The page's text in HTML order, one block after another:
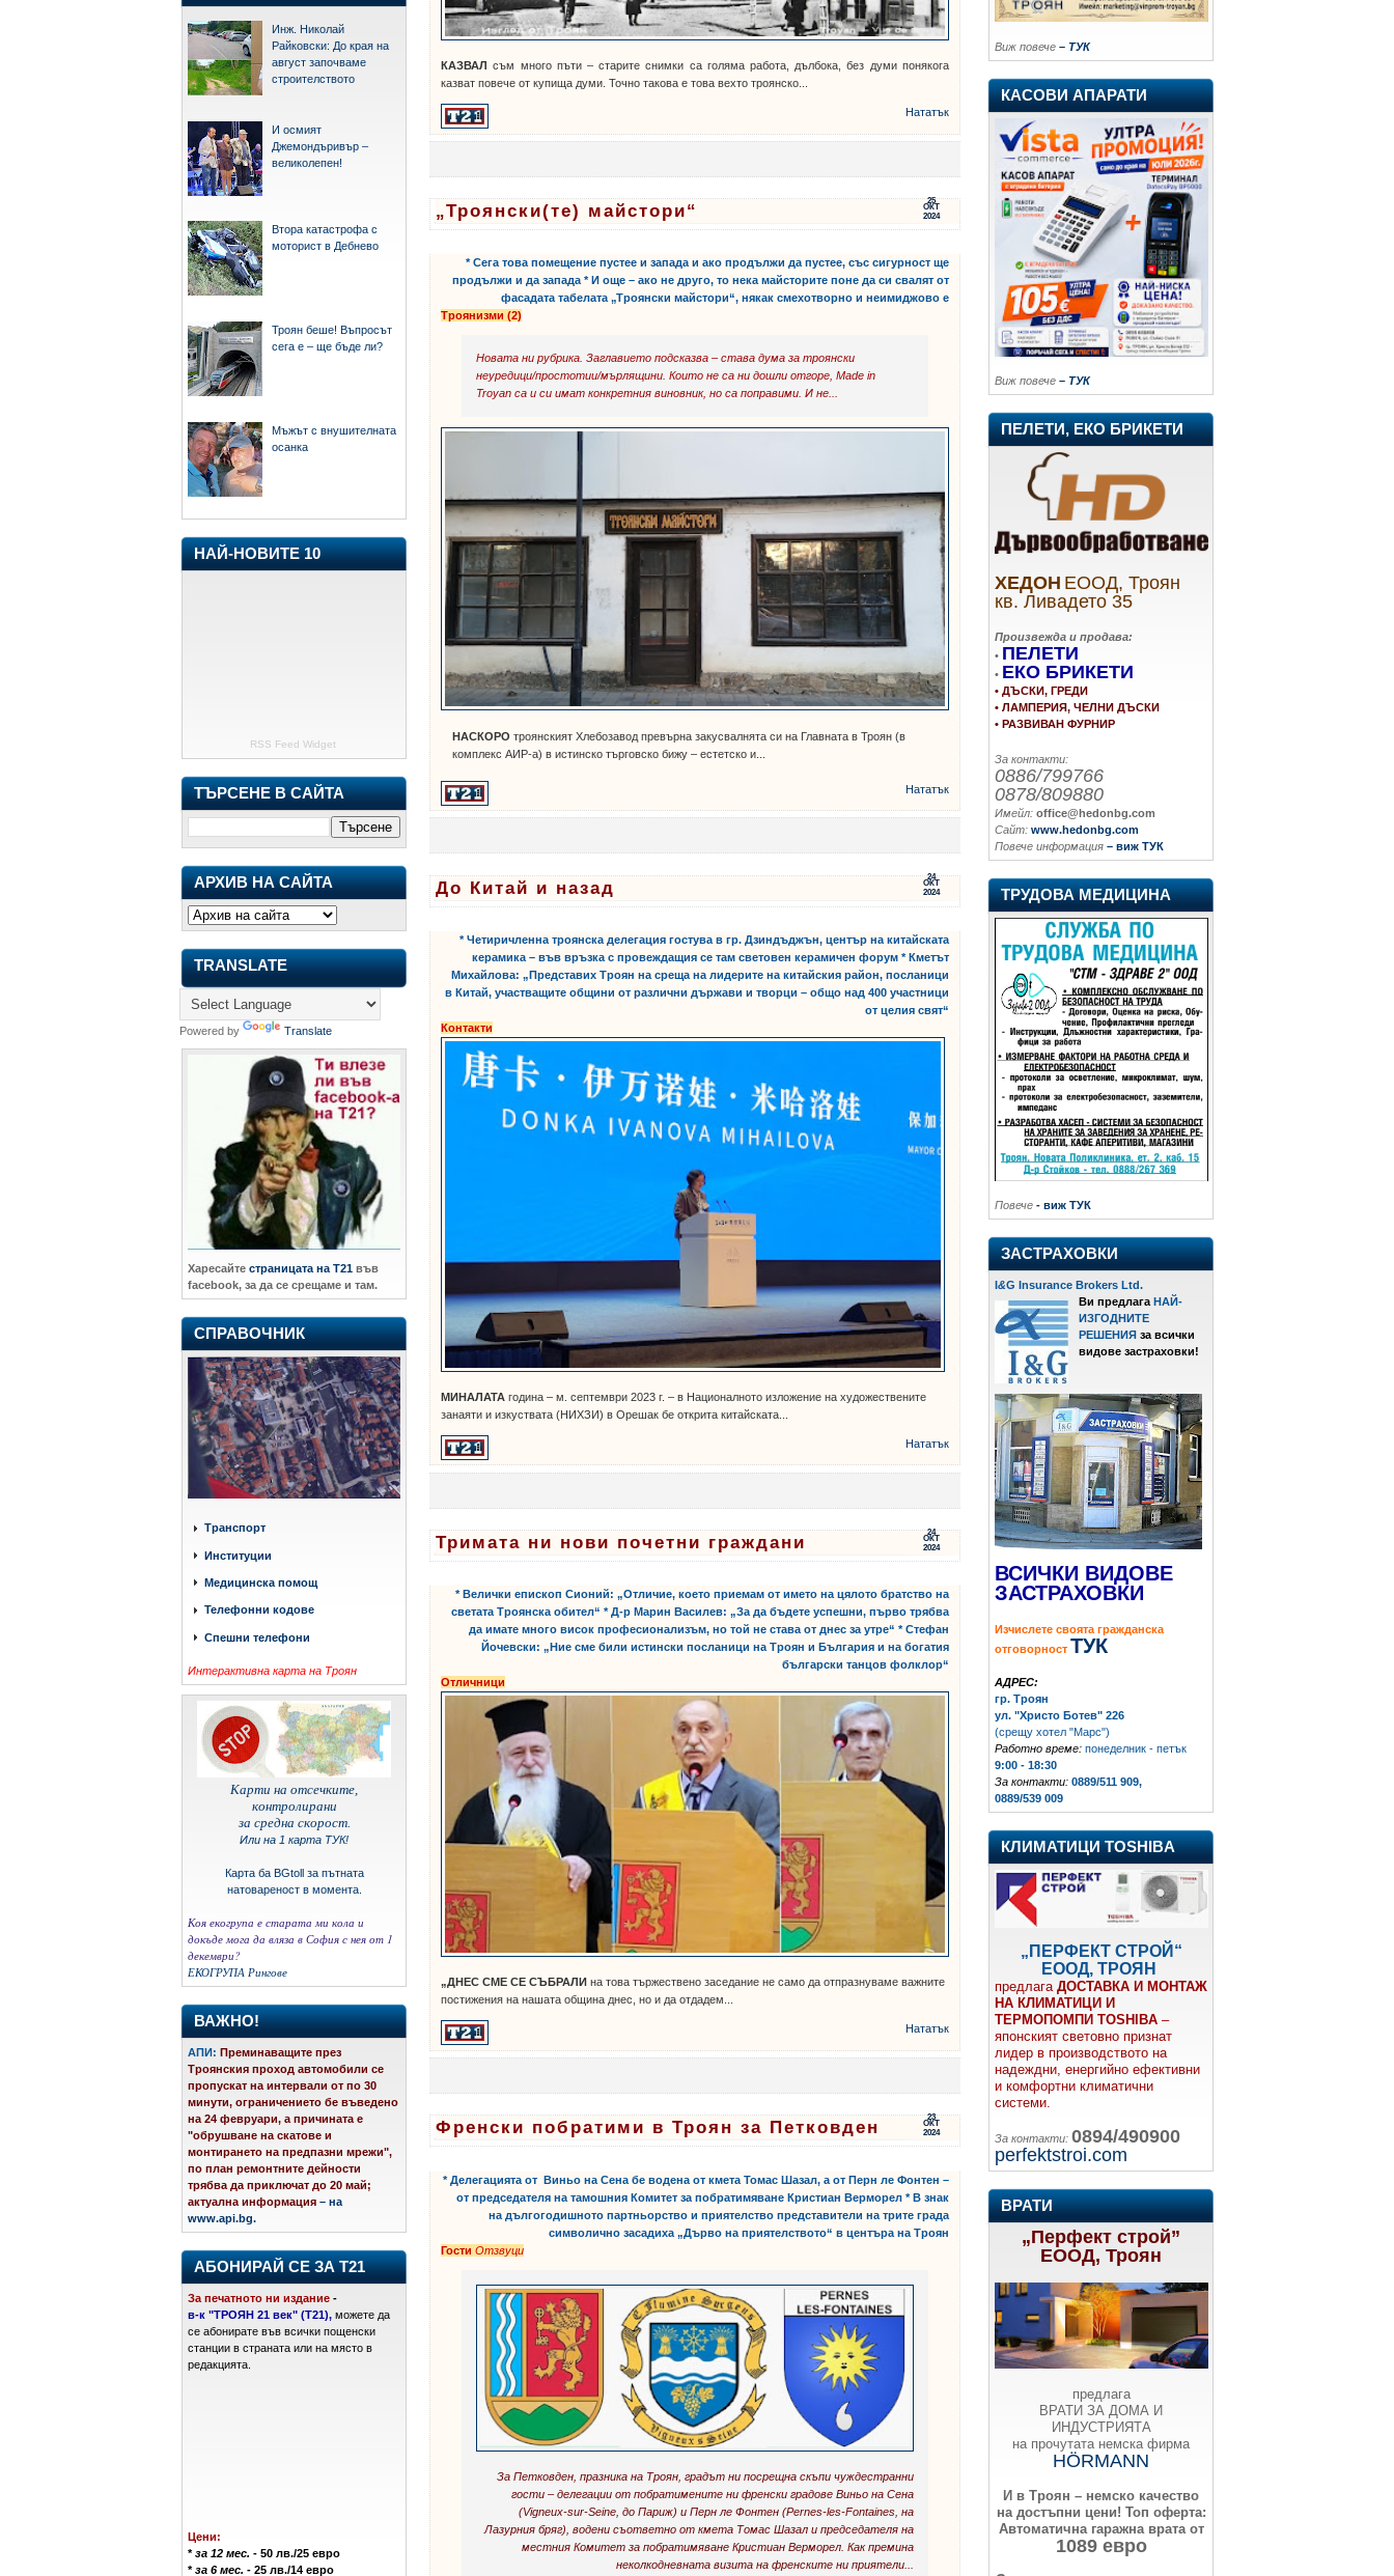
Инж. Николай
Райковски: До края на
август започваме
строителството
И осмият
Джемондъривър –
великолепен!
Втора катастрофа с
моторист в Дебнево
Троян беше! Въпросът
сега е – ще бъде ли?
Мъжът с внушителната
осанка
НАЙ-НОВИТЕ 10
RSS Feed Widget
ТЪРСЕНЕ В САЙТА
АРХИВ НА САЙТА
TRANSLATE
Powered by Translate
Харесайте страницата на Т21 във
facebook, за да се срещаме и там.
СПРАВОЧНИК
Транспорт
Институции
Медицинска помощ
Телефонни кодове
Спешни телефони
Интерактивна карта на Троян
Карти на отсечките,
контролирани
за средна скорост.
Или на 1 карта ТУК!
Карта ба BGtoll за пътната
натовареност в момента.
Коя екогрупа е старата ми кола и
докъде мога да вляза в София с нея от 1
декември?
ЕКОГРУПА Рингове
ВАЖНО!
АПИ: Преминаващите през
Троянския проход автомобили се
пропускат на интервали от по 30
минути, ограничението бе въведено
на 24 февруари, а причината е
"обрушване на скатове и
монтирането на предпазни мрежи",
по план ремонтните дейности
трябва да приключат до 20 май;
актуална информация – на
www.api.bg.
АБОНИРАЙ СЕ ЗА Т21
За печатното ни издание -
в-к "ТРОЯН 21 век" (Т21), можете да
се абонирате във всички пощенски
станции в страната или на място в
редакцията.
Цени:
*за 12 мес. - 50 лв./25 евро
*за 6 мес. - 25 лв./14 евро
КАЗВАЛ съм много пъти – старите снимки са голяма работа, дълбока, без думи понякога
казват повече от купища думи. Точно такова е това вехто троянско...
Нататък
25
ОКТ
2024
„Троянски(те) майстори“
* Сега това помещение пустее и запада и ако продължи да пустее, със сигурност ще
продължи и да запада * И още – ако не друго, то нека майсторите поне да си свалят от
фасадата табелата „Троянски майстори“, някак смехотворно и неимиджово е
Троянизми (2)
Новата ни рубрика. Заглавието подсказва – става дума за троянски
неуредици/простотии/мърлящини. Които не са ни дошли отгоре, Made in
Troyan са и си имат конкретния виновник, но са поправими. И не...
НАСКОРОтроянският Хлебозавод превърна закусвалнята си на Главната в Троян (в
комплекс АИР-а) в истинско търговско бижу – естетско и...
Нататък
24
ОКТ
2024
До Китай и назад
* Четиричленна троянска делегация гостува в гр. Дзиндъджън, център на китайската
керамика – във връзка с провеждащия се там световен керамичен форум * Кметът
Михайлова: „Представих Троян на среща на лидерите на китайския район, посланици
в Китай, участващите общини от различни държави и творци – общо над 400 участници
от целия свят“
Контакти
МИНАЛАТА година – м. септември 2023 г. – в Националното изложение на художествените
занаяти и изкуствата (НИХЗИ) в Орешак бе открита китайската...
Нататък
24
ОКТ
2024
Тримата ни нови почетни граждани
* Велички епископ Сионий: „Отличие, което приемам от името на цялото братство на
светата Троянска обител“ * Д-р Марин Василев: „За да бъдете успешни, първо трябва
да имате много висок професионализъм, но той не става от днес за утре“ * Стефан
Йочевски: „Ние сме били истински посланици на Троян и България и на богатия
български танцов фолклор“
Отличници
„ДНЕС СМЕ СЕ СЪБРАЛИ на това тържествено заседание не само да отпразнуваме важните
постижения на нашата община днес, но и да отдадем...
Нататък
23
ОКТ
2024
Френски побратими в Троян за Петковден
* Делегацията от Виньо на Сена бе водена от кмета Томас Шазал, а от Перн ле Фонтен –
от председателя на тамошния Комитет за побратимяване Кристиан Верморел * В знак
на дългогодишното партньорство и приятелство представители на трите града
символично засадиха „Дърво на приятелството“ в центъра на Троян
Гости Отзвуци
За Петковден, празника на Троян, градът ни посрещна скъпи чуждестранни
гости – делегации от побратимените ни френски градове Виньо на Сена
(Vigneux-sur-Seine, до Париж) и Перн ле Фонтен (Pernes-les-Fontaines, на
Лазурния бряг), водени съответно от кмета Томас Шазал и председателя на
местния Комитет за побратимяване Кристиан Верморел. Как премина
неколкодневната визита на френските ни приятели...
Виж повече – ТУК
КАСОВИ АПАРАТИ
Виж повече – ТУК
ПЕЛЕТИ, ЕКО БРИКЕТИ
ХЕДОН ЕООД, Троян
кв. Ливадето 35
Произвежда и продава:
• ПЕЛЕТИ
• ЕКО БРИКЕТИ
• ДЪСКИ, ГРЕДИ
• ЛАМПЕРИЯ, ЧЕЛНИ ДЪСКИ
• РАЗВИВАН ФУРНИР
За контакти:
0886/799766
0878/809880
Имейл: office@hedonbg.com
Сайт: www.hedonbg.com
Повече информация – виж ТУК
ТРУДОВА МЕДИЦИНА
Повече - виж ТУК
ЗАСТРАХОВКИ
I&G Insurance Brokers Ltd.
Ви предлага НАЙ-
ИЗГОДНИТЕ
РЕШЕНИЯ за всички
видове застраховки!
ВСИЧКИ ВИДОВЕ
ЗАСТРАХОВКИ
Изчислете своята гражданска
отговорност ТУК
АДРЕС:
гр. Троян
ул. "Христо Ботев" 226
(срещу хотел "Марс")
Работно време: понеделник - петък
9:00 - 18:30
За контакти: 0889/511 909,
0889/539 009
КЛИМАТИЦИ TOSHIBA
„ПЕРФЕКТ СТРОЙ“
ЕООД, ТРОЯН
предлага ДОСТАВКА И МОНТАЖ
НА КЛИМАТИЦИ И
ТЕРМОПОМПИ TOSHIBA –
японският световно признат
лидер в производството на
надеждни, енергийно ефективни
и комфортни климатични
системи.
За контакти: 0894/490900
perfektstroi.com
ВРАТИ
„Перфект строй”
ЕООД, Троян
предлага
ВРАТИ ЗА ДОМА И
ИНДУСТРИЯТА
на прочутата немска фирма
HÖRMANN
И в Троян – немско качество
на достъпни цени! Топ оферта:
Автоматична гаражна врата от
1089 евро